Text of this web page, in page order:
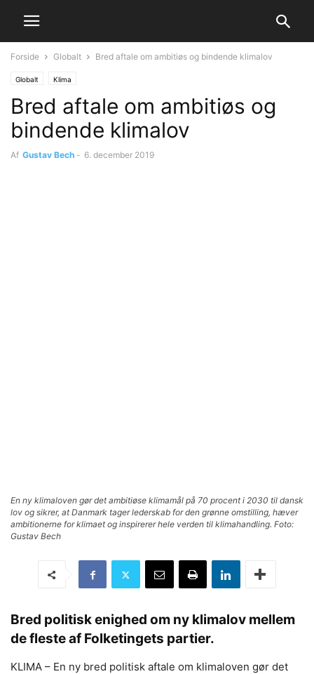
Forside Globalt Bred aftale om ambitiøs og bindende klimalov
Globalt Klima
Bred aftale om ambitiøs og
bindende klimalov
Af Gustav Bech - 6. december 2019
En ny klimaloven gør det ambitiøse klimamål på 70 procent i 2030 til dansk
lov og sikrer, at Danmark tager lederskab for den grønne omstilling, hæver
ambitionerne for klimaet og inspirerer hele verden til klimahandling. Foto:
Gustav Bech
Bred politisk enighed om ny klimalov mellem
de fleste af Folketingets partier.
KLIMA – En ny bred politisk aftale om klimaloven gør det